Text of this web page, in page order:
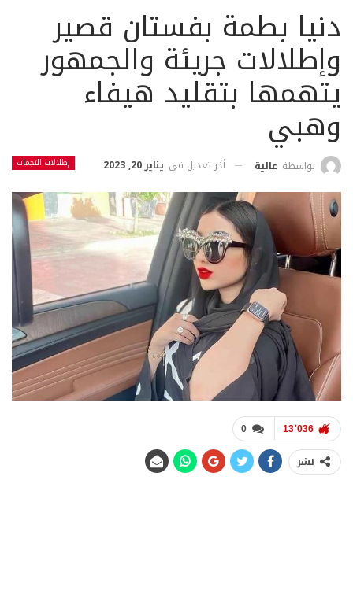
دنيا بطمة بفستان قصير
وإطلالات جريئة والجمهور
يتهمها بتقليد هيفاء
وهبي
إطلالات النجمات بواسطة عالية أخر تعديل في يناير 20, 2023
0 13٬036
نشر